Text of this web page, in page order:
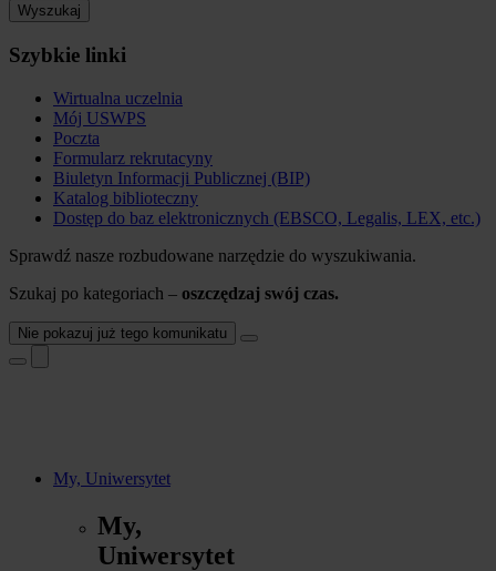
Wyszukaj
Szybkie linki
Wirtualna uczelnia
Mój USWPS
Poczta
Formularz rekrutacyny
Biuletyn Informacji Publicznej (BIP)
Katalog biblioteczny
Dostęp do baz elektronicznych (EBSCO, Legalis, LEX, etc.)
Sprawdź nasze rozbudowane narzędzie do wyszukiwania.
Szukaj po kategoriach – oszczędzaj swój czas.
Nie pokazuj już tego komunikatu
My, Uniwersytet
My,
Uniwersytet